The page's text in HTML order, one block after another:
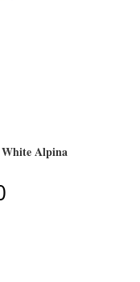
White Alpina